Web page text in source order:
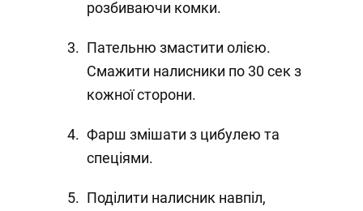
розбиваючи комки.
Пательню змастити олією.
Смажити налисники по 30 сек з
кожної сторони.
Фарш змішати з цибулею та
спеціями.
Поділити налисник навпіл,